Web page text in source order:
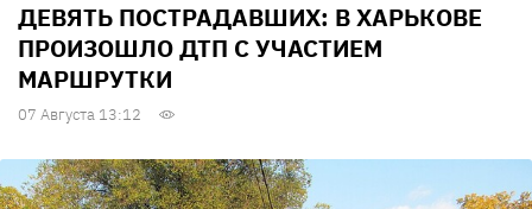
ДЕВЯТЬ ПОСТРАДАВШИХ: В ХАРЬКОВЕ
ПРОИЗОШЛО ДТП С УЧАСТИЕМ
МАРШРУТКИ
07 Августа 13:12